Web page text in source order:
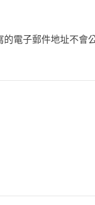
電子郵件地址不會